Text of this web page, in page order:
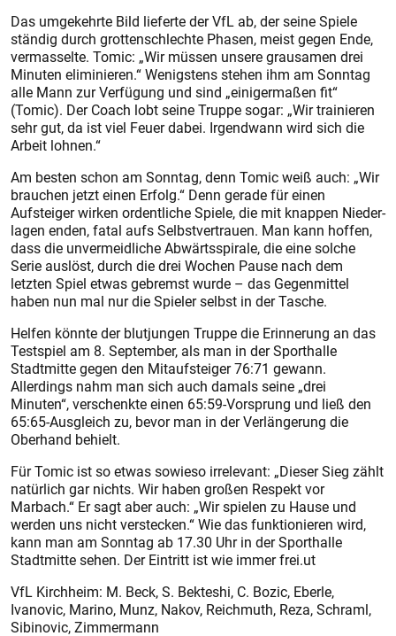
Das umgekehrte Bild lieferte der VfL ab, der seine Spiele
ständig durch grottenschlechte Phasen, meist ge­gen Ende,
vermasselte. Tomic: „Wir müssen unsere grausamen drei
Minuten eliminieren.“ Wenigstens stehen ihm am Sonntag
alle Mann zur Verfügung und sind „einigermaßen fit“
(Tomic). Der Coach lobt seine Truppe sogar: „Wir trainieren
sehr gut, da ist viel Feuer dabei. Irgendwann wird sich die
Arbeit lohnen.“
Am besten schon am Sonntag, denn Tomic weiß auch: „Wir
brauchen jetzt einen Erfolg.“ Denn gerade für einen
Aufsteiger wirken ordentliche Spiele, die mit knappen Nieder-
lagen enden, fatal aufs Selbstvertrauen. Man kann hoffen,
dass die unvermeidliche Abwärtsspirale, die eine solche
Serie auslöst, durch die drei Wochen Pause nach dem
letzten Spiel etwas gebremst wurde – das Gegenmittel
haben nun mal nur die Spieler selbst in der Tasche.
Helfen könnte der blutjungen Truppe die Erinnerung an das
Testspiel am 8. September, als man in der Sporthalle
Stadtmitte gegen den Mitaufsteiger 76:71 gewann.
Allerdings nahm man sich auch damals seine „drei
Minuten“, verschenkte einen 65:59-Vorsprung und ließ den
65:65-Ausgleich zu, bevor man in der Verlängerung die
Oberhand behielt.
Für Tomic ist so etwas sowieso irrelevant: „Dieser Sieg zählt
natürlich gar nichts. Wir haben großen Respekt vor
Marbach.“ Er sagt aber auch: „Wir spielen zu Hause und
werden uns nicht verstecken.“ Wie das funkti­onieren wird,
kann man am Sonntag ab 17.30 Uhr in der Sporthalle
Stadtmitte sehen. Der Eintritt ist wie immer frei.ut
VfL Kirchheim: M. Beck, S. Bekteshi, C. Bozic, Eberle,
Ivanovic, Marino, Munz, Nakov, Reichmuth, Reza, Schraml,
Sibinovic, Zimmermann